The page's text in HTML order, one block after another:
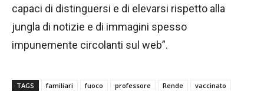
capaci di distinguersi e di elevarsi rispetto alla
jungla di notizie e di immagini spesso
impunemente circolanti sul web”.
TAGS familiari fuoco professore Rende vaccinato